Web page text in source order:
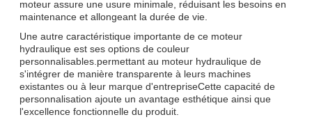
moteur assure une usure minimale, réduisant les besoins en
maintenance et allongeant la durée de vie.
Une autre caractéristique importante de ce moteur
hydraulique est ses options de couleur
personnalisables.permettant au moteur hydraulique de
s'intégrer de manière transparente à leurs machines
existantes ou à leur marque d'entrepriseCette capacité de
personnalisation ajoute un avantage esthétique ainsi que
l'excellence fonctionnelle du produit.